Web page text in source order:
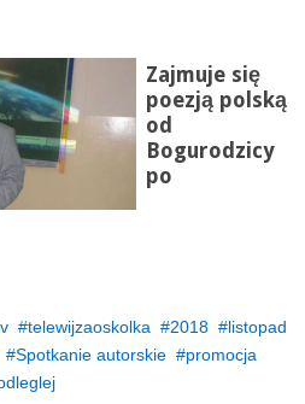
Zajmuje się
poezją polską
od
Bogurodzicy
po
telewijzaoskolka 2018
listopad
Spotkanie autorskie
promocja